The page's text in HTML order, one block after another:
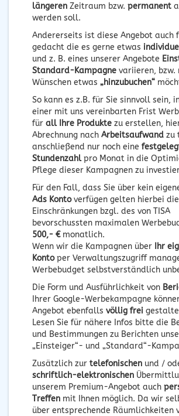
längeren Zeitraum bzw. permanent
werden soll.
Andererseits ist diese Angebot auch
gedacht die es gerne etwas
und z. B. eines unserer Angebote
Standard-Kampagne variieren, bzw.
Wünschen etwas „hinzubuchen“
So kann es z.B. für Sie sinnvoll sein,
einer mit uns vereinbarten Frist
für all Ihre Produkte zu erstellen,
Abrechnung nach Arbeitsaufwand zu
anschließend nur noch eine
Stundenzahlpro Monat in die
Pflege dieser Kampagnen zu
Für den Fall, dass Sie über kein
Ads Kontoverfügen gelten hierbei
Einschränkungen bzgl. des von TISA
bevorschussten maximalen
500,- €monatlich.
Wenn wir die Kampagnen über Ihr
Kontoper Verwaltungszugriff
Werbebudget selbstverständlich
Die Form und Ausführlichkeit von
Ihrer Google-Werbekampagne
Angebot ebenfalls völlig frei
Lesen Sie für nähere Infos bitte die
und Bestimmungen zu Berichten
„Einsteiger“- und „Standard“-
Zusätzlich zur telefonischen und /
schriftlich-elektronischen
unserem Premium-Angebot auch
Treffen mit Ihnen möglich. Da wir
über entsprechende Räumlichkeiten